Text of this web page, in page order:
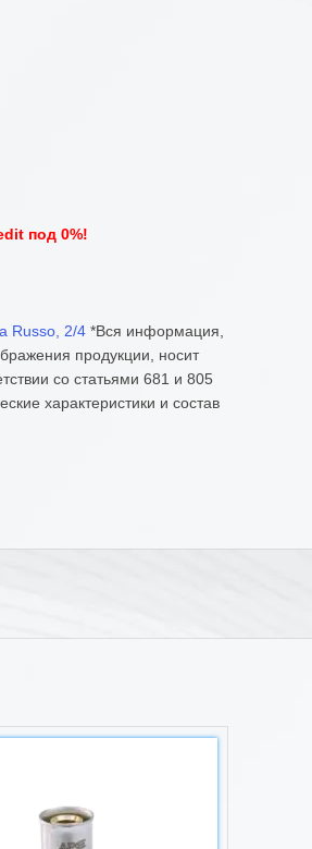
под 0%!
Russo, 2/4 *Вся информация,
продукции, носит
со статьями 681 и 805
характеристики и состав